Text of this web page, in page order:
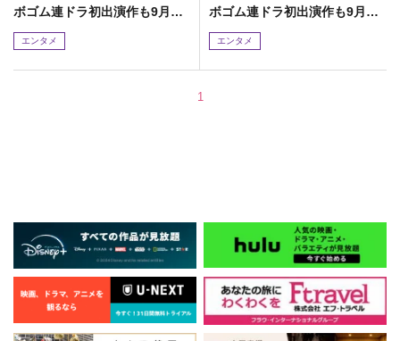
ボゴム連ドラ初出演作も9月に
放送!
エンタメ
ボゴム連ドラ初出演作も9月に
放送!
エンタメ
1